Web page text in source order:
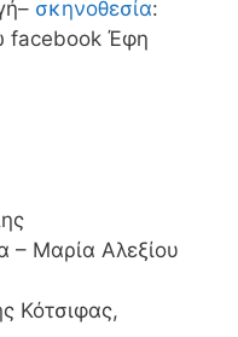
σκηνοθεσία:
facebook Έφη
– Μαρία Αλεξίου
Κότσιφας,